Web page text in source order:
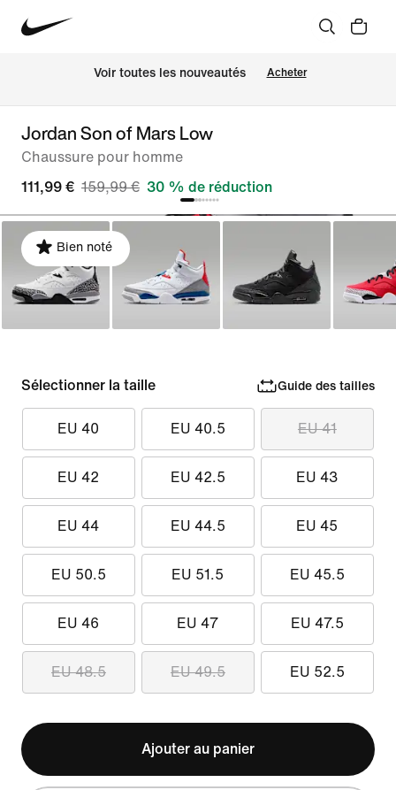
Voir toutes les nouveautés Acheter
Jordan Son of Mars Low
Chaussure pour homme
111,99 € 159,99 € 30 % de réduction
Bien noté
Sélectionner la taille Guide des tailles
EU 40 EU 40.5 EU 41
EU 42 EU 42.5 EU 43
EU 44 EU 44.5 EU 45
EU 50.5 EU 51.5 EU 45.5
EU 46 EU 47 EU 47.5
EU 48.5 EU 49.5 EU 52.5
Ajouter au panier